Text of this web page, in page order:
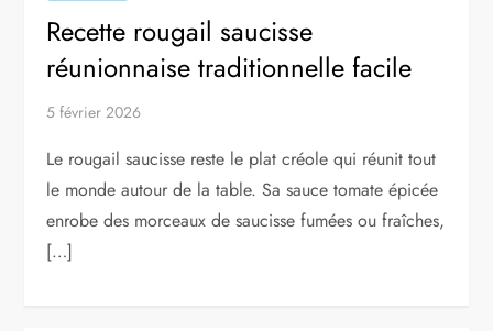
Recette rougail saucisse
réunionnaise traditionnelle facile
5 février 2026
Le rougail saucisse reste le plat créole qui réunit tout
le monde autour de la table. Sa sauce tomate épicée
enrobe des morceaux de saucisse fumées ou fraîches,
[…]